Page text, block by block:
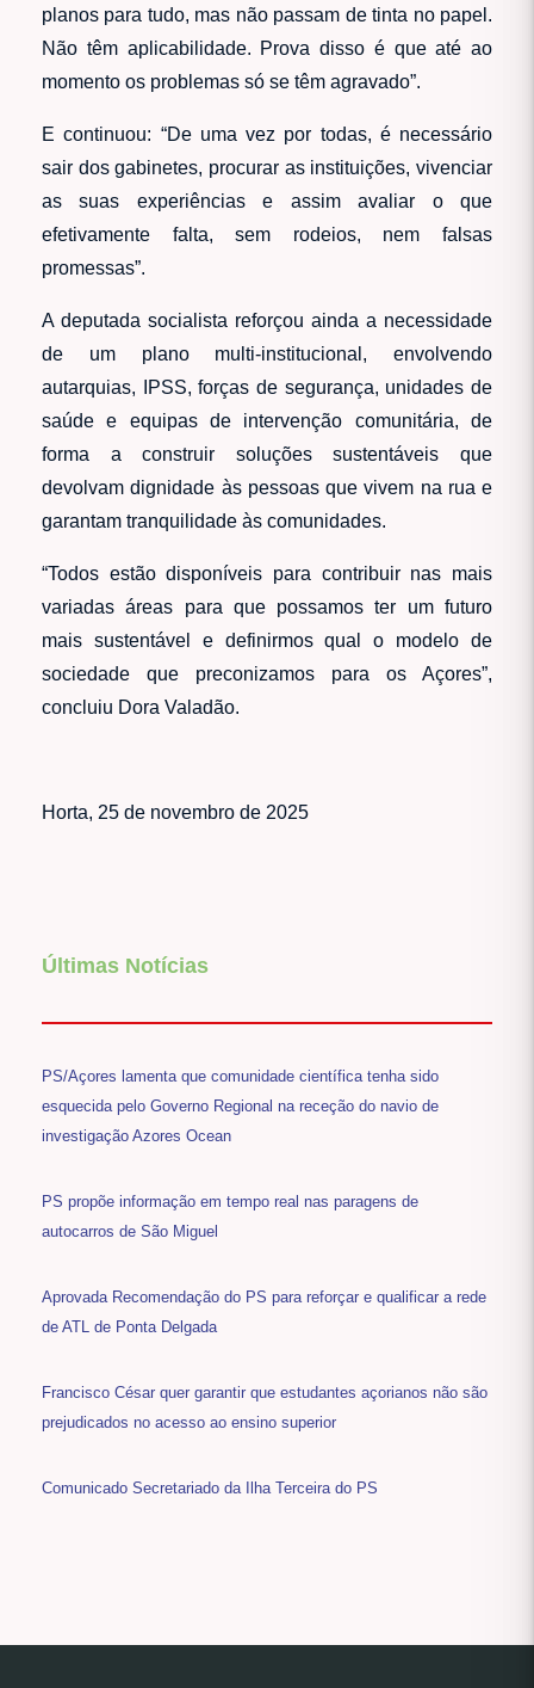
planos para tudo, mas não passam de tinta no papel.
Não têm aplicabilidade. Prova disso é que até ao
momento os problemas só se têm agravado”.
E continuou: “De uma vez por todas, é necessário
sair dos gabinetes, procurar as instituições, vivenciar
as suas experiências e assim avaliar o que
efetivamente falta, sem rodeios, nem falsas
promessas”.
A deputada socialista reforçou ainda a necessidade
de um plano multi-institucional, envolvendo
autarquias, IPSS, forças de segurança, unidades de
saúde e equipas de intervenção comunitária, de
forma a construir soluções sustentáveis que
devolvam dignidade às pessoas que vivem na rua e
garantam tranquilidade às comunidades.
“Todos estão disponíveis para contribuir nas mais
variadas áreas para que possamos ter um futuro
mais sustentável e definirmos qual o modelo de
sociedade que preconizamos para os Açores”,
concluiu Dora Valadão.
Horta, 25 de novembro de 2025
Últimas Notícias
PS/Açores lamenta que comunidade científica tenha sido
esquecida pelo Governo Regional na receção do navio de
investigação Azores Ocean
PS propõe informação em tempo real nas paragens de
autocarros de São Miguel
Aprovada Recomendação do PS para reforçar e qualificar a rede
de ATL de Ponta Delgada
Francisco César quer garantir que estudantes açorianos não são
prejudicados no acesso ao ensino superior
Comunicado Secretariado da Ilha Terceira do PS